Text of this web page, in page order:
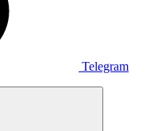
Telegram